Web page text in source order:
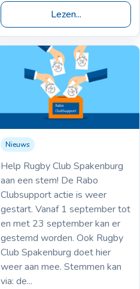
Lezen...
Rabo ClubSupport
2025
Nieuws
Help Rugby Club Spakenburg
aan een stem! De Rabo
Clubsupport actie is weer
gestart. Vanaf 1 september tot
en met 23 september kan er
gestemd worden. Ook Rugby
Club Spakenburg doet hier
weer aan mee. Stemmen kan
via: de...